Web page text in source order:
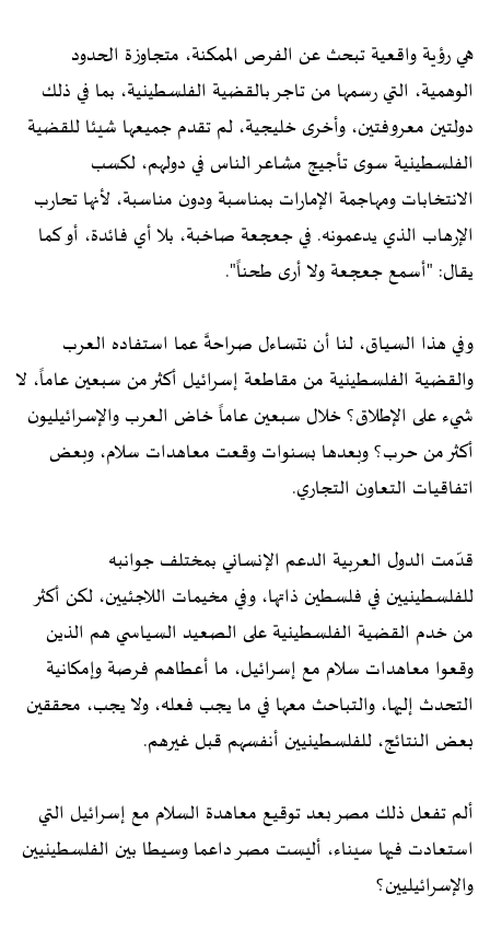
هي رؤية واقعية تبحث عن الفرص الممكنة، متجاوزة الحدود
الوهمية، التي رسمها من تاجر بالقضية الفلسطينية، بما في ذلك
دولتين معروفتين، وأخرى خليجية، لم تقدم جميعها شيئا للقضية
الفلسطينية سوى تأجيج مشاعر الناس في دولهم، لكسب
الانتخابات ومهاجمة الإمارات بمناسبة ودون مناسبة، لأنها تحارب
الإرهاب الذي يدعمونه. في جعجعة صاخبة، بلا أي فائدة، أو كما
يقال: "أسمع جعجعة ولا أرى طحناً".
وفي هذا السياق، لنا أن نتساءل صراحةً عما استفاده العرب
والقضية الفلسطينية من مقاطعة إسرائيل أكثر من سبعين عاماً، لا
شيء على الإطلاق؟ خلال سبعين عاماً خاض العرب والإسرائيليون
أكثر من حرب؟ وبعدها بسنوات وقعت معاهدات سلام، وبعض
اتفاقيات التعاون التجاري.
قدّمت الدول العربية الدعم الإنساني بمختلف جوانبه
للفلسطينيين في فلسطين ذاتها، وفي مخيمات اللاجئيين، لكن أكثر
من خدم القضية الفلسطينية على الصعيد السياسي هم الذين
وقعوا معاهدات سلام مع إسرائيل، ما أعطاهم فرصة وإمكانية
التحدث إليها، والتباحث معها في ما يجب فعله، ولا يجب، محققين
بعض النتائج، للفلسطينيين أنفسهم قبل غيرهم.
ألم تفعل ذلك مصر بعد توقيع معاهدة السلام مع إسرائيل التي
استعادت فيها سيناء، أليست مصر داعما وسيطا بين الفلسطينيين
والإسرائيليين؟